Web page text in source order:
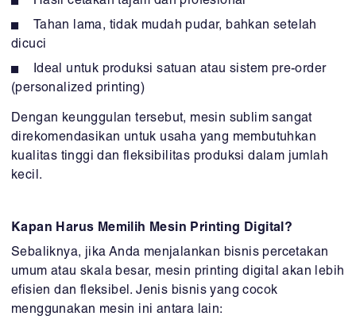
Tahan lama, tidak mudah pudar, bahkan setelah
dicuci
Ideal untuk produksi satuan atau sistem pre-order
(personalized printing)
Dengan keunggulan tersebut, mesin sublim sangat
direkomendasikan untuk usaha yang membutuhkan
kualitas tinggi dan fleksibilitas produksi dalam jumlah
kecil.
Kapan Harus Memilih Mesin Printing Digital?
Sebaliknya, jika Anda menjalankan bisnis percetakan
umum atau skala besar, mesin printing digital akan lebih
efisien dan fleksibel. Jenis bisnis yang cocok
menggunakan mesin ini antara lain: